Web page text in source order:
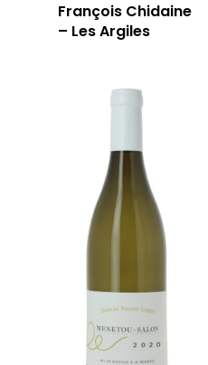
François Chidaine
– Les Argiles